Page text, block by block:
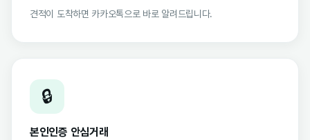
견적이 도착하면 카카오톡으로 바로 알려드립니다.
🔒
본인인증 안심거래